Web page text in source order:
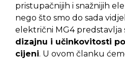
pristupačnijih i snažnijih
nego što smo do sada
električni MG4 predstavlja
dizajnu i učinkovitosti
cijeni. U ovom članku